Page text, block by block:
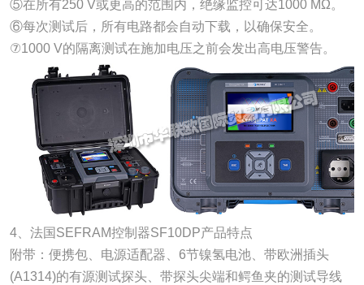
⑤在所有250 V或更高的范围内，绝缘监控可达1000 MΩ。
⑥每次测试后，所有电路都会自动下载，以确保安全。
⑦1000 V的隔离测试在施加电压之前会发出高电压警告。
4、法国SEFRAM控制器SF10DP产品特点
附带：便携包、电源适配器、6节镍氢电池、带欧洲插头
(A1314)的有源测试探头、带探头尖端和鳄鱼夹的测试导线